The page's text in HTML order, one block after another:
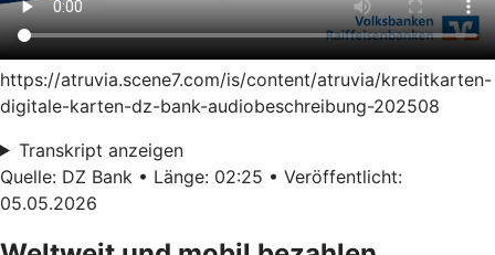
https://atruvia.scene7.com/is/content/atruvia/kreditkarten-
digitale-karten-dz-bank-audiobeschreibung-202508
Transkript anzeigen
Quelle: DZ Bank • Länge: 02:25 • Veröffentlicht:
05.05.2026